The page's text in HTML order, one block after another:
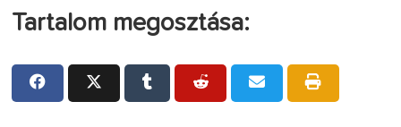
Tartalom megosztása: